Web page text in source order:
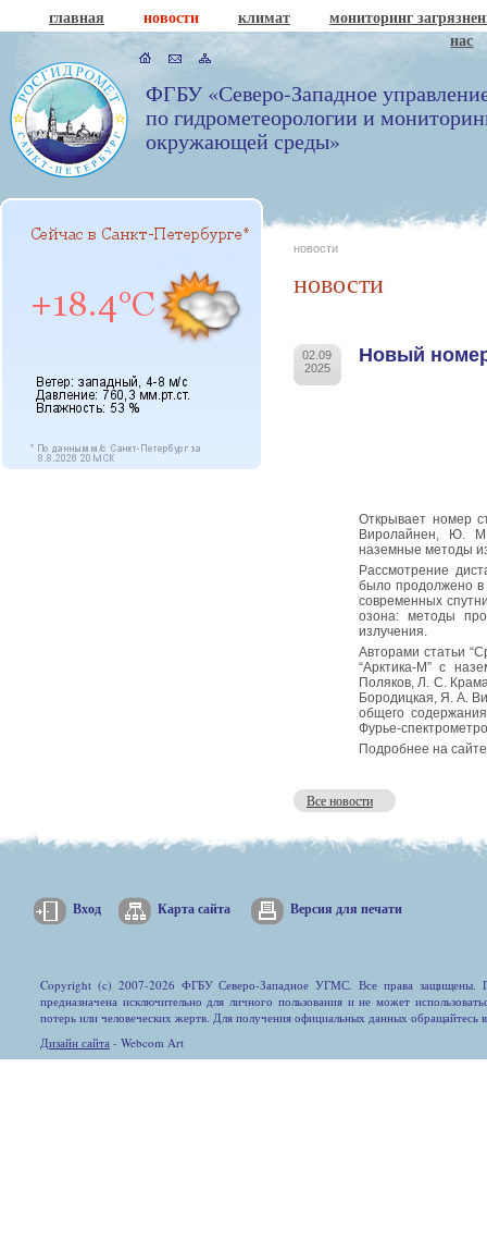
главная новости климат
мониторинг
нас
ФГБУ «Северо-Западное
по гидрометеорологии и
окружающей среды»
новости
новости
02.09
2025
Новый
Открывает номер
Виролайнен, Ю. М.
наземные методы
Рассмотрение
было продолжено
современных
озона: методы
излучения.
Авторами статьи
“Арктика-М” с
Поляков, Л. С.
Бородицкая, Я. А.
общего
Фурье-
Подробнее на
Все новости
Вход Карта сайта Версия для печати
Copyright (c) 2007-2026 ФГБУ Северо-Западное УГМС. Все права защищены.
предназначена исключительно для личного пользования и не может
потерь или человеческих жертв. Для получения официальных данных обращайтесь
Дизайн сайта - Webcom Art